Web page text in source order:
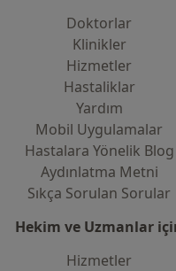
Doktorlar
Klinikler
Hizmetler
Hastaliklar
Yardım
Mobil Uygulamalar
Hastalara Yönelik Blog
Aydınlatma Metni
Sıkça Sorulan Sorular
Hekim ve Uzmanlar
Hizmetler